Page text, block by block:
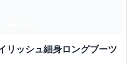
リッシュ細身ロングブーツ